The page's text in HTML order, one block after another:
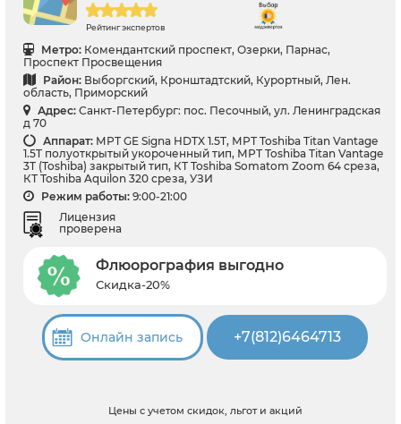
Рейтинг экспертов
Метро: Комендантский проспект, Озерки, Парнас,
Проспект Просвещения
Район: Выборгский, Кронштадтский, Курортный, Лен.
область, Приморский
Адрес: Санкт-Петербург: пос. Песочный, ул. Ленинградская
д 70
Аппарат: МРТ GE Signa HDTX 1.5T, МРТ Toshiba Titan Vantage
1.5T полуоткрытый укороченный тип, МРТ Toshiba Titan Vantage
3T (Toshiba) закрытый тип, КТ Toshiba Somatom Zoom 64 среза,
КТ Toshiba Aquilon 320 среза, УЗИ
Режим работы: 9:00-21:00
Лицензия
проверена
Флюорография выгодно
Скидка-20%
Онлайн запись +7(812)6464713
Цены с учетом скидок, льгот и акций